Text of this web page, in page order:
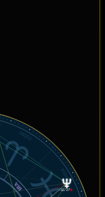
ARIES
PISCIS
VIII 11°27'℞